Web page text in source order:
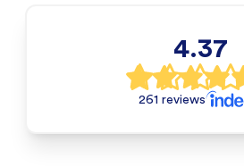
4.37
261 reviews